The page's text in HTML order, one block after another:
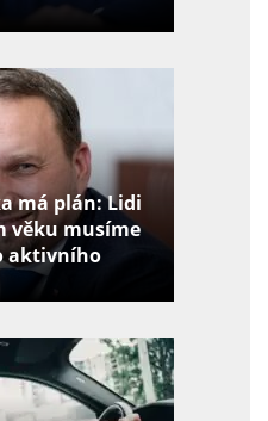
má plán: Lidi
věku musíme
aktivního